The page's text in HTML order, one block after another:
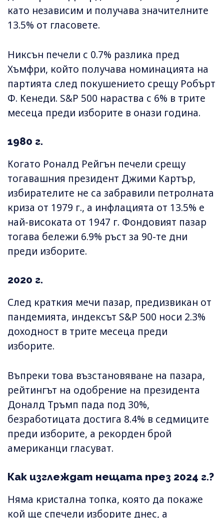
като независим и получава значителните
13.5% от гласовете.
Никсън печели с 0.7% разлика пред
Хъмфри, който получава номинацията на
партията след покушението срещу Робърт
Ф. Кенеди. S&P 500 нараства с 6% в трите
месеца преди изборите в онази година.
1980 г.
Когато Роналд Рейгън печели срещу
тогавашния президент Джими Картър,
избирателите не са забравили петролната
криза от 1979 г., а инфлацията от 13.5% е
най-високата от 1947 г. Фондовият пазар
тогава бележи 6.9% ръст за 90-те дни
преди изборите.
2020 г.
След краткия мечи пазар, предизвикан от
пандемията, индексът S&P 500 носи 2.3%
доходност в трите месеца преди
изборите.
Въпреки това възстановяване на пазара,
рейтингът на одобрение на президента
Доналд Тръмп пада под 30%,
безработицата достига 8.4% в седмиците
преди изборите, а рекорден брой
американци гласуват.
Как изглеждат нещата през 2024 г.?
Няма кристална топка, която да покаже
кой ще спечели изборите днес, а